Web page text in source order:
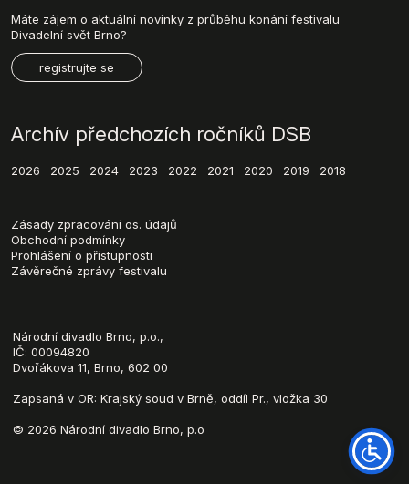
Máte zájem o aktuální novinky z průběhu konání festivalu
Divadelní svět Brno?
registrujte se
Archív předchozích ročníků DSB
2026 2025 2024 2023 2022 2021 2020 2019 2018
Zásady zpracování os. údajů
Obchodní podmínky
Prohlášení o přístupnosti
Závěrečné zprávy festivalu
Národní divadlo Brno, p.o.,
IČ: 00094820
Dvořákova 11, Brno, 602 00
Zapsaná v OR: Krajský soud v Brně, oddíl Pr., vložka 30
© 2026 Národní divadlo Brno, p.o